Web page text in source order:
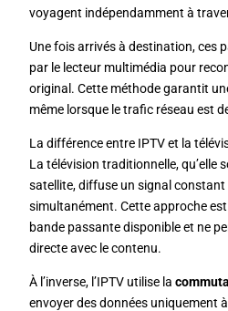
voyagent indépendamment à
Une fois arrivés à destination, ces
par le lecteur multimédia pour
original. Cette méthode garantit
même lorsque le trafic réseau est
La différence entre IPTV et la
La télévision traditionnelle, qu’elle
satellite, diffuse un signal constant
simultanément. Cette approche
bande passante disponible et ne
directe avec le contenu.
À l’inverse, l’IPTV utilise la
envoyer des données uniquement